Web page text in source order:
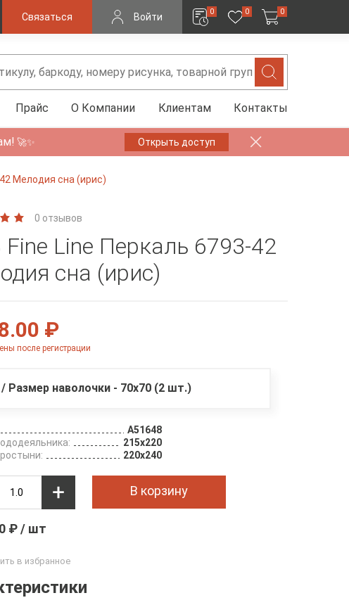
Связаться Войти 0 0 0
Прайс О Компании Клиентам Контакты
🚀✨ Открыть доступ
Мелодия сна (ирис)
0 отзывов
Line Перкаль 6793-42
сна (ирис)
₽
после регистрации
/ Размер наволочки - 70х70 (2 шт.)
A51648
215х220
220х240
В корзину
₽ / шт